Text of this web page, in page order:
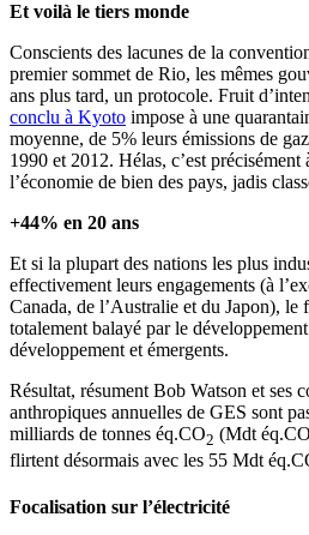
Et voilà le tiers monde
Conscients des lacunes de la
premier sommet de Rio, les mêmes
ans plus tard, un protocole. Fruit
conclu à Kyoto impose à une
moyenne, de 5% leurs émissions de
1990 et 2012. Hélas, c’est
l’économie de bien des pays, jadis
+44% en 20 ans
Et si la plupart des nations les plus
effectivement leurs engagements (à
Canada, de l’Australie et du Japon), le
totalement balayé par le
développement et émergents.
Résultat, résument Bob Watson et ses
anthropiques annuelles de GES sont
milliards de tonnes éq.CO2 (Mdt éq.CO
flirtent désormais avec les 55 Mdt
Focalisation sur l’électricité